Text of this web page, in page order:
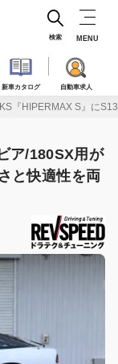
新車カタログ 自動車求人
検索 MENU
『HIPERMAX S』に
ア/180SX用が
と快適性を両